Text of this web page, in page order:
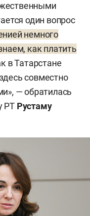
один вопрос
немного
как платить
в Татарстане
совместно
— обратилась
РТ Рустаму